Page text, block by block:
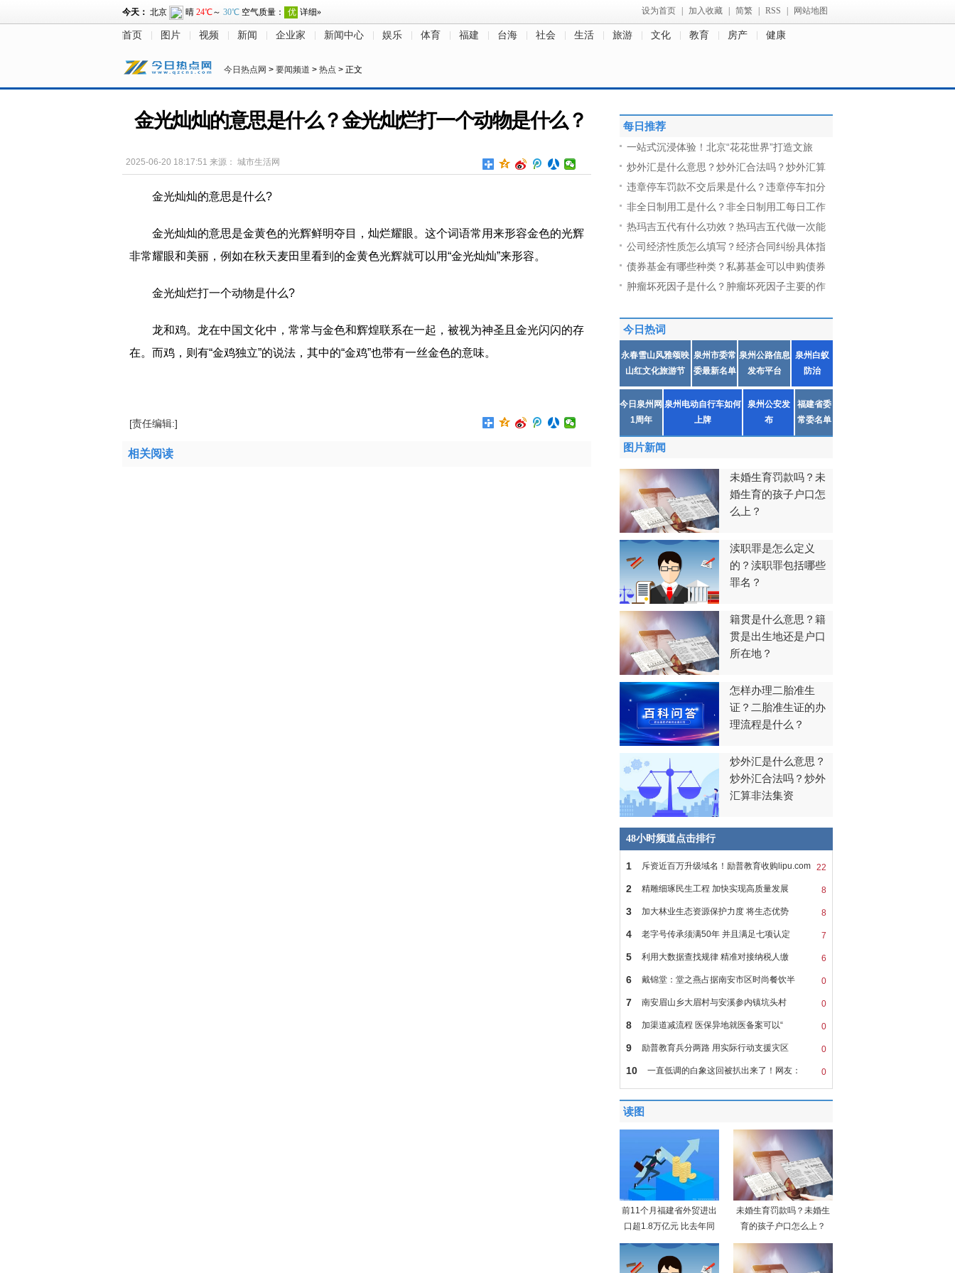
设为首页 加入收藏 简繁 RSS 网站地图
首页 图片 视频 新闻 企业家 新闻中心 娱乐 体育 福建 台海 社会 生活 旅游 文化 教育 房产 健康
今日热点网 > 要闻频道 > 热点 > 正文
金光灿灿的意思是什么？金光灿烂打一个动物是什么？
2025-06-20 18:17:51 来源： 城市生活网
金光灿灿的意思是什么?
‌金光灿灿‌的意思是‌金黄色的光辉鲜明夺目，灿烂耀眼‌。这个词语常用来形容金色的光辉
非常耀眼和美丽，例如在秋天麦田里看到的金黄色光辉就可以用“金光灿灿”来形容‌。
金光灿烂打一个动物是什么?
龙和鸡‌。龙在中国文化中，常常与金色和辉煌联系在一起，被视为神圣且金光闪闪的存
在。而鸡，则有“金鸡独立”的说法，其中的“金鸡”也带有一丝金色的意味。
[责任编辑:]
相关阅读
每日推荐
一站式沉浸体验！北京“花花世界”打造文旅
炒外汇是什么意思？炒外汇合法吗？炒外汇算
违章停车罚款不交后果是什么？违章停车扣分
非全日制用工是什么？非全日制用工每日工作
热玛吉五代有什么功效？热玛吉五代做一次能
公司经济性质怎么填写？经济合同纠纷具体指
债券基金有哪些种类？私募基金可以申购债券
肿瘤坏死因子是什么？肿瘤坏死因子主要的作
今日热词
永春雪山风雅颂映
山红文化旅游节
泉州市委常
委最新名单
泉州公路信息
发布平台
泉州白蚁
防治
今日泉州网
1周年
泉州电动自行车如何
上牌
泉州公安发
布
福建省委
常委名单
图片新闻
未婚生育罚款吗？未
婚生育的孩子户口怎
么上？
渎职罪是怎么定义
的？渎职罪包括哪些
罪名？
籍贯是什么意思？籍
贯是出生地还是户口
所在地？
怎样办理二胎准生
证？二胎准生证的办
理流程是什么？
炒外汇是什么意思？
炒外汇合法吗？炒外
汇算非法集资
48小时频道点击排行
22
1 斥资近百万升级域名！励普教育收购lipu.com
8
2 精雕细琢民生工程 加快实现高质量发展
8
3 加大林业生态资源保护力度 将生态优势
7
4 老字号传承须满50年 并且满足七项认定
6
5 利用大数据查找规律 精准对接纳税人缴
0
6 戴锦堂：堂之燕占据南安市区时尚餐饮半
0
7 南安眉山乡大眉村与安溪参内镇坑头村
0
8 加渠道减流程 医保异地就医备案可以“
0
9 励普教育兵分两路 用实际行动支援灾区
0
10 一直低调的白象这回被扒出来了！网友：
读图
前11个月福建省外贸进出
口超1.8万亿元 比去年同
未婚生育罚款吗？未婚生
育的孩子户口怎么上？